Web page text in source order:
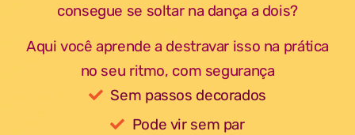
consegue se soltar na dança a dois?
Aqui você aprende a destravar isso na prática
no seu ritmo, com segurança
Sem passos decorados
Pode vir sem par